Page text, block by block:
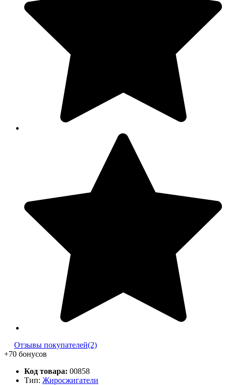
Отзывы покупателей(2)
+70 бонусов
Код товара: 00858
Тип: Жиросжигатели